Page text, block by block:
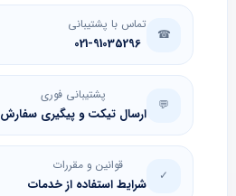
☎
تماس با پشتیبانی
021-91035296
💬
پشتیبانی فوری
ارسال تیکت و پیگیری سفارش
✓
قوانین و مقررات
شرایط استفاده از خدمات